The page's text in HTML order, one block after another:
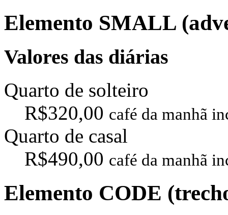
Elemento SMALL
Valores das diárias
Quarto de solteiro
R$320,00 café da manhã
Quarto de casal
R$490,00 café da manhã
Elemento CODE